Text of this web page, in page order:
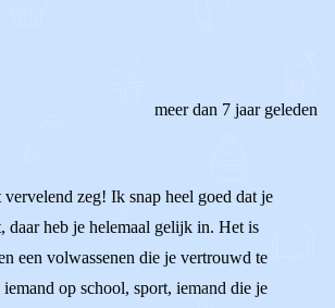
meer dan 7 jaar geleden
zeg! Ik snap heel goed dat je
daar heb je helemaal gelijk in. Het is
een volwassenen die je vertrouwd te
op school, sport, iemand die je